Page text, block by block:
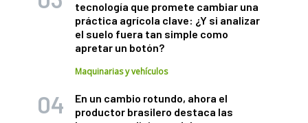
tecnología que promete cambiar una
práctica agrícola clave: ¿Y si analizar
el suelo fuera tan simple como
apretar un botón?
Maquinarias y vehículos
En un cambio rotundo, ahora el
productor brasilero destaca las